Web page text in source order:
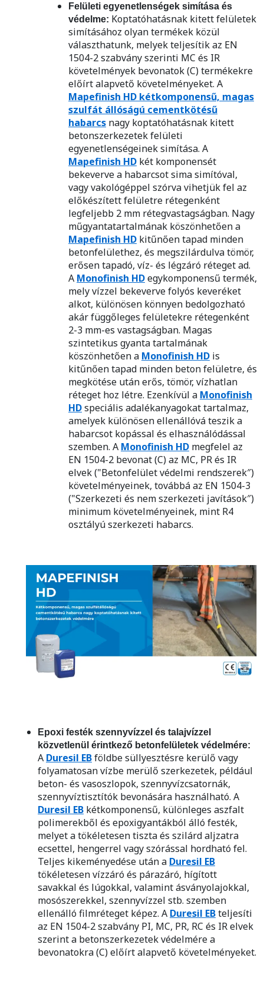
Felületi egyenetlenségek simítása és
védelme: Koptatóhatásnak kitett felületek
simításához olyan termékek közül
választhatunk, melyek teljesítik az EN
1504-2 szabvány szerinti MC és IR
követelmények bevonatok (C) termékekre
előírt alapvető követelményeket. A
Mapefinish HD kétkomponensű, magas
szulfát állóságú cementkötésű
habarcs nagy koptatóhatásnak kitett
betonszerkezetek felületi
egyenetlenségeinek simítása. A
Mapefinish HD két komponensét
bekeverve a habarcsot sima simítóval,
vagy vakológéppel szórva vihetjük fel az
előkészített felületre rétegenként
legfeljebb 2 mm rétegvastagságban. Nagy
műgyantatartalmának köszönhetően a
Mapefinish HD kitűnően tapad minden
betonfelülethez, és megszilárdulva tömör,
erősen tapadó, víz- és légzáró réteget ad.
A Monofinish HDegykomponensű termék,
mely vízzel bekeverve folyós keveréket
alkot, különösen könnyen bedolgozható
akár függőleges felületekre rétegenként
2-3 mm-es vastagságban. Magas
szintetikus gyanta tartalmának
köszönhetően a Monofinish HD is
kitűnően tapad minden beton felületre, és
megkötése után erős, tömör, vízhatlan
réteget hoz létre. Ezenkívül a Monofinish
HDspeciális adalékanyagokat tartalmaz,
amelyek különösen ellenállóvá teszik a
habarcsot kopással és elhasználódással
szemben. A Monofinish HD megfelel az
EN 1504-2 bevonat (C) az MC, PR és IR
elvek ("Betonfelület védelmi rendszerek″)
követelményeinek, továbbá az EN 1504-3
("Szerkezeti és nem szerkezeti javítások″)
minimum követelményeinek, mint R4
osztályú szerkezeti habarcs.
Epoxi festék szennyvízzel és talajvízzel
közvetlenül érintkező betonfelületek védelmére:
A Duresil EBföldbe süllyesztésre kerülő vagy
folyamatosan vízbe merülő szerkezetek, például
beton- és vasoszlopok, szennyvízcsatornák,
szennyvíztisztítók bevonására használható. A
Duresil EB kétkomponensű, különleges aszfalt
polimerekből és epoxigyantákból álló festék,
melyet a tökéletesen tiszta és szilárd aljzatra
ecsettel, hengerrel vagy szórással hordható fel.
Teljes kikeményedése után a Duresil EB
tökéletesen vízzáró és párazáró, hígított
savakkal és lúgokkal, valamint ásványolajokkal,
mosószerekkel, szennyvízzel stb. szemben
ellenálló filmréteget képez. A Duresil EBteljesíti
az EN 1504-2 szabvány PI, MC, PR, RC és IR elvek
szerint a betonszerkezetek védelmére a
bevonatokra (C) előírt alapvető követelményeket.